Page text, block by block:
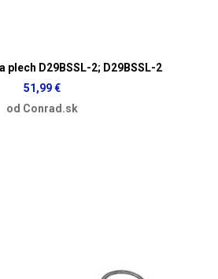
plech D29BSSL-2; D29BSSL-2
51,99 €
od Conrad.sk